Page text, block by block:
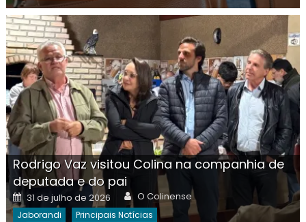
Rodrigo Vaz visitou Colina na companhia de
deputada e do pai
Posted
on
31 de julho de 2026 Author
O Colinense
Jaborandi Principais Notícias